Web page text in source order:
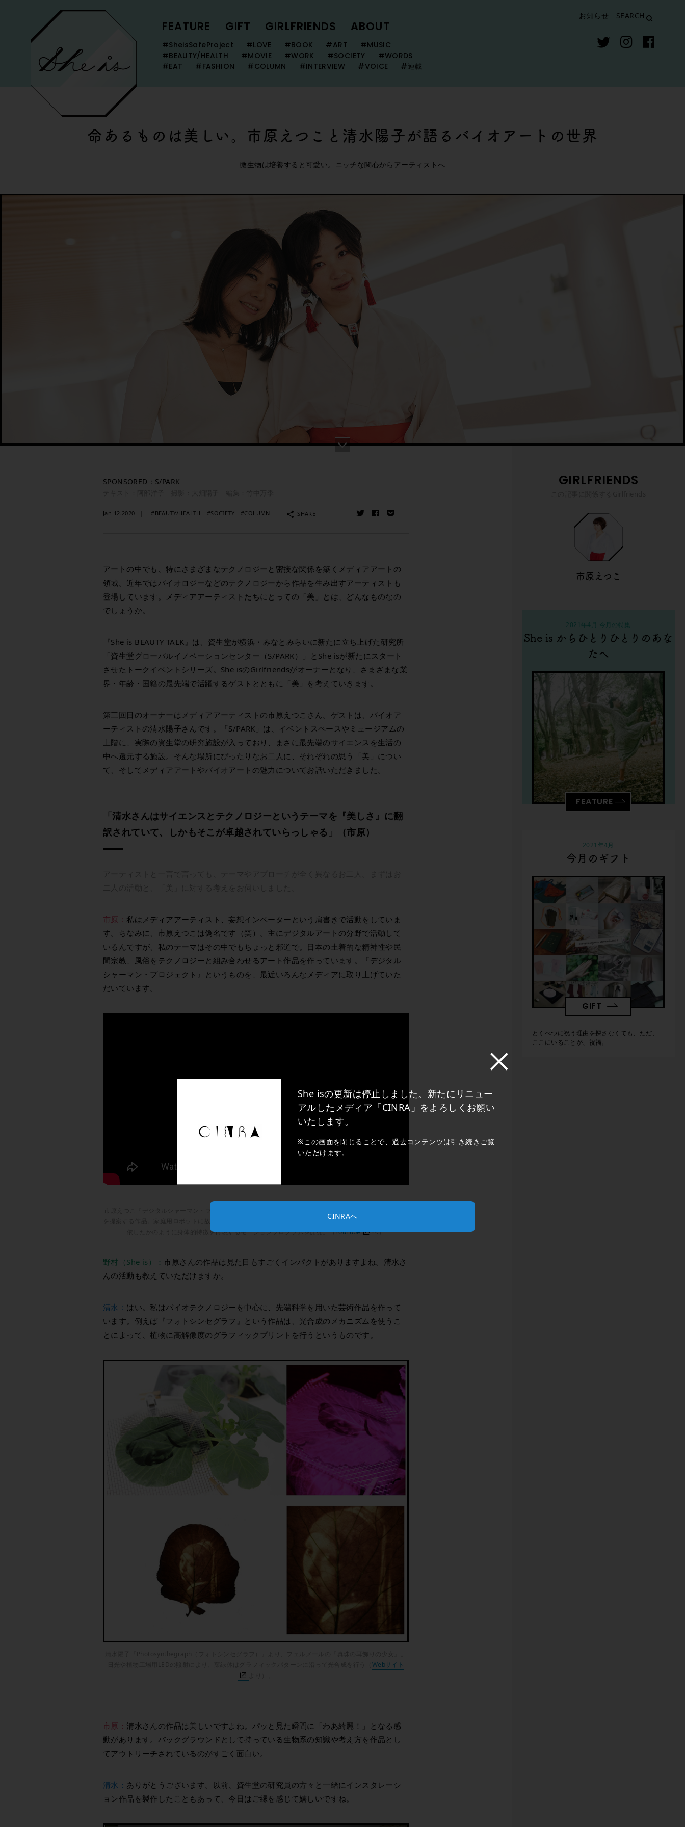
She isの更新は停止しました。新たにリニュー
アルしたメディア「CINRA」をよろしくお願い
いたします。
※この画面を閉じることで、過去コンテンツは引き続きご覧
いただけます。
CINRAへ
FEATURE GIFT GIRLFRIENDS ABOUT
#SheisSafeProject #LOVE #BOOK #ART
#MUSIC
#BEAUTY/HEALTH
#MOVIE #WORK #SOCIETY
#WORDS
#EAT
#FASHION #COLUMN #INTERVIEW #VOICE #連載
お知らせ SEARCH
命あるものは美しい。市原えつこと清水陽子が語るバイオアートの世界
微生物は培養すると可愛い。ニッチな関心からアーティストへ
SPONSORED：S/PARK
Jan 12.2020 #BEAUTY/HEALTH #SOCIETY #COLUMN SHARE
アートの中でも、特にさまざまなテクノロジーと密接な関係を築くメディアアートの
領域。近年ではバイオロジーなどのテクノロジーから作品を生み出すアーティストも
登場しています。メディアアーティストたちにとっての「美」とは、どんなものなの
でしょうか。
『She is BEAUTY TALK』は、資生堂が横浜・みなとみらいに新たに立ち上げた研究所
「資生堂グローバルイノベーションセンター（S/PARK）」とShe isが新たにスタート
させたトークイベントシリーズ。She isのGirlfriendsがオーナーとなり、さまざまな業
界・年齢・国籍の最先端で活躍するゲストとともに「美」を考えていきます。
第三回目のオーナーはメディアアーティストの市原えつこさん。ゲストは、バイオア
ーティストの清水陽子さんです。「S/PARK」は、イベントスペースやミュージアムの
上階に、実際の資生堂の研究施設が入っており、まさに最先端のサイエンスを生活の
中へ還元する施設。そんな場所にぴったりなお二人に、それぞれの思う「美」につい
て、そしてメディアアートやバイオアートの魅力についてお話いただきました。
「清水さんはサイエンスとテクノロジーというテーマを『美しさ』に翻
訳されていて、しかもそこが卓越されていらっしゃる」（市原）
市原： 私はメディアアーティスト、妄想インベーターという肩書きで活動をしていま
す。ちなみに、市原えつこは偽名です（笑）。主にデジタルアートの分野で活動して
いるんですが、私のテーマはその中でもちょっと邪道で。日本の土着的な精神性や民
間宗教、風俗をテクノロジーと組み合わせるアート作品を作っています。『デジタル
シャーマン・プロジェクト』というものを、最近いろんなメディアに取り上げていた
だいています。
を提案する作品。家庭用ロボットに故人の顔を3Dプリントした仮面をつけ、故人の人格、口癖、しぐさが憑
依したかのように身体的特徴を再現するモーションプログラムを開発。（YouTube へ）
野村（She is）：市原さんの作品は見た目もすごくインパクトがありますよね。清水さ
んの活動も教えていただけますか。
清水： はい。私はバイオテクノロジーを中心に、先端科学を用いた芸術作品を作って
います。例えば『フォトシンセグラフ』という作品は、光合成のメカニズムを使うこ
とによって、植物に高解像度のグラフィックプリントを行うというものです。
Webサイト
市原： 清水さんの作品は美しいですよね。パッと見た瞬間に「わあ綺麗！」となる感
動があります。バックグラウンドとして持っている生物系の知識や考え方を作品とし
てアウトリーチされているのがすごく面白い。
清水： ありがとうございます。以前、資生堂の研究員の方々と一緒にインスタレーシ
ョン作品を製作したこともあって、今日はご縁を感じて嬉しいですね。
GIRLFRIENDS
市原えつこ
2021年4月 今月の特集
She is からひとりひとりのあな
たへ
FEATURE
2021年4月
今月のギフト
GIFT
とくべつに祝う理由を探さなくても、ただ、
ここにいることが、祝福。